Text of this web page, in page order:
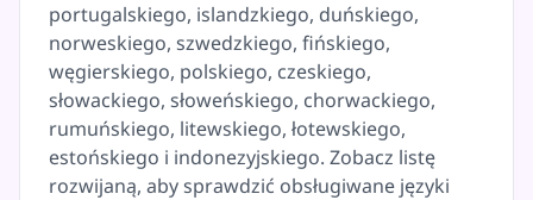
portugalskiego, islandzkiego, duńskiego,
norweskiego, szwedzkiego, fińskiego,
węgierskiego, polskiego, czeskiego,
słowackiego, słoweńskiego, chorwackiego,
rumuńskiego, litewskiego, łotewskiego,
estońskiego i indonezyjskiego. Zobacz listę
rozwijaną, aby sprawdzić obsługiwane języki